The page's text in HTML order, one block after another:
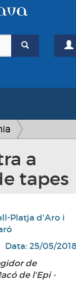
a
tapes
Platja d'Aro i
Data: 25/05/
de
de l'Epi -